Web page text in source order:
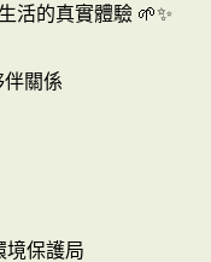
活的真實體驗 🌱✨
伴關係
境保護局